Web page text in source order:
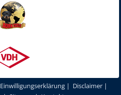
Einwilligungserklärung | Disclaimer |